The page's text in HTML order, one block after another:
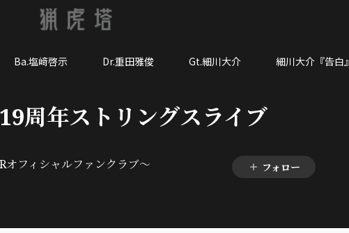
Ba.塩﨑啓示 Dr.重田雅俊 Gt.細川大介 細川大介『告白』
周年ストリングスライブ
オフィシャルファンクラブ～ フォロー